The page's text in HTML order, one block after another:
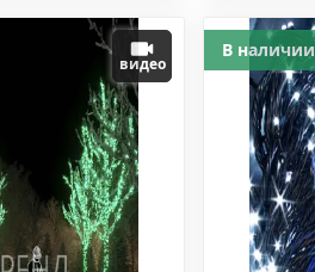
видео
В наличии